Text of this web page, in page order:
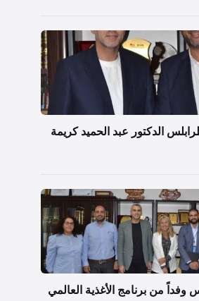
الدكتور عبد الحميد كريمة
وفداً من برنامج الأغذية العالمي